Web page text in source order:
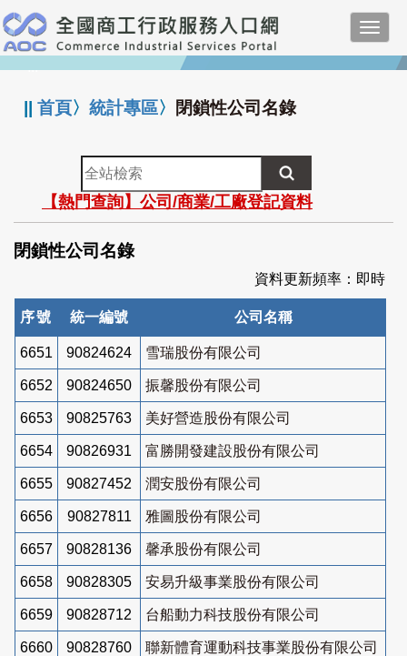
跳
到
主
要
:::
||首頁〉統計專區〉 閉鎖性公司名錄
全
站
檢
索
【熱門查詢】公司/商業/工廠登記資料
閉鎖性公司名錄
資料更新頻率：即時
序號 統一編號 公司名稱
6651 90824624 雪瑞股份有限公司
6652 90824650 振馨股份有限公司
6653 90825763 美好營造股份有限公司
6654 90826931 富勝開發建設股份有限公司
6655 90827452 潤安股份有限公司
6656 90827811 雅圖股份有限公司
6657 90828136 馨承股份有限公司
6658 90828305 安易升級事業股份有限公司
6659 90828712 台船動力科技股份有限公司
6660 90828760 聯新體育運動科技事業股份有限公司